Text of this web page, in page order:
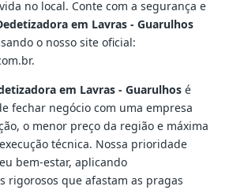
no local. Conte com a segurança e
em Lavras - Guarulhos
o nosso site oficial:
em Lavras - Guarulhosé
fechar negócio com uma empresa
o menor preço da região e máxima
técnica. Nossa prioridade
bem-estar, aplicando
rigorosos que afastam as pragas